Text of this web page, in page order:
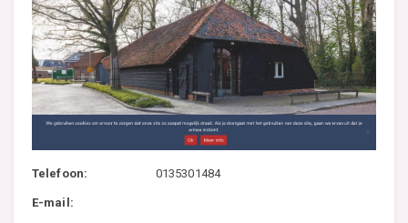
Telefoon: 0135301484
E-mail: